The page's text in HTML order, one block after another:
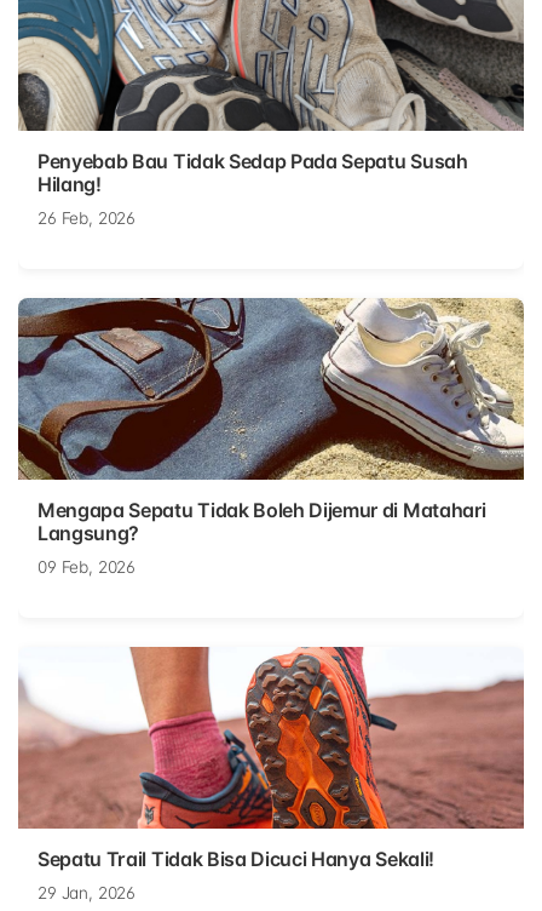
Penyebab Bau Tidak Sedap Pada Sepatu Susah
Hilang!
26 Feb, 2026
Mengapa Sepatu Tidak Boleh Dijemur di Matahari
Langsung?
09 Feb, 2026
Sepatu Trail Tidak Bisa Dicuci Hanya Sekali!
29 Jan, 2026